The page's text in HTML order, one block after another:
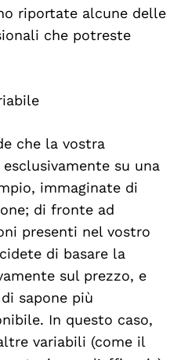
riportate alcune delle
che potreste
che la vostra
su una
immaginate di
di fronte ad
presenti nel vostro
di basare la
sul prezzo, e
sapone più
In questo caso,
variabili (come il